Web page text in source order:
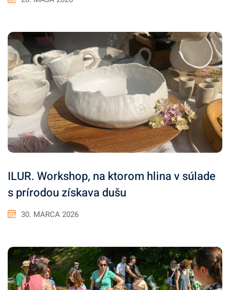
ILUR. Workshop, na ktorom hlina v súlade
s prírodou získava dušu
30. MARCA 2026